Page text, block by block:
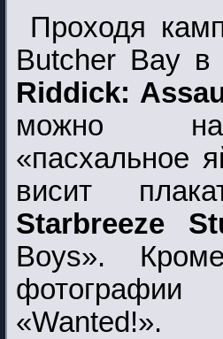
Проходя
Butcher Bay
Riddick:
можно
«пасхальное
висит
Starbreeze
Boys».
«Wanted!».